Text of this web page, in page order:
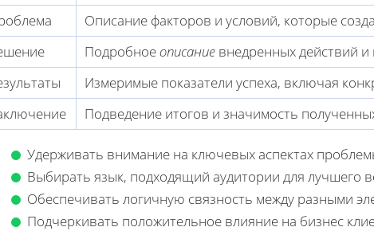
Описание факторов и условий, которые
Подробноеописание внедренных действий
Измеримые показатели успеха, включая
Подведение итогов и значимость
Удерживать внимание на ключевых аспектах
Выбирать язык, подходящий аудитории для лучшего
Обеспечивать логичную связность между разными
Подчеркивать положительное влияние на бизнес